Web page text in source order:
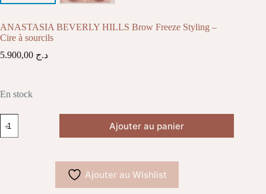
ANASTASIA BEVERLY HILLS Brow Freeze Styling –
Cire à sourcils
د.ج
En stock
de
ANASTASIA
Ajouter au panier
Ajouter au Wishlist